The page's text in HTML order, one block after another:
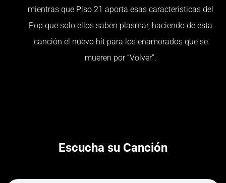
mientras que Piso 21 aporta esas características del
Pop que solo ellos saben plasmar, haciendo de esta
canción el nuevo hit para los enamorados que se
mueren por “Volver”.
Escucha su Canción